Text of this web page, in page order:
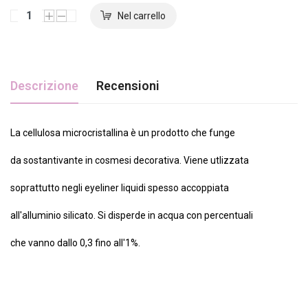
Descrizione Recensioni
La cellulosa microcristallina è un prodotto che funge
da sostantivante in cosmesi decorativa. Viene utlizzata
soprattutto negli eyeliner liquidi spesso accoppiata
all'alluminio silicato. Si disperde in acqua con percentuali
che vanno dallo 0,3 fino all'1%.